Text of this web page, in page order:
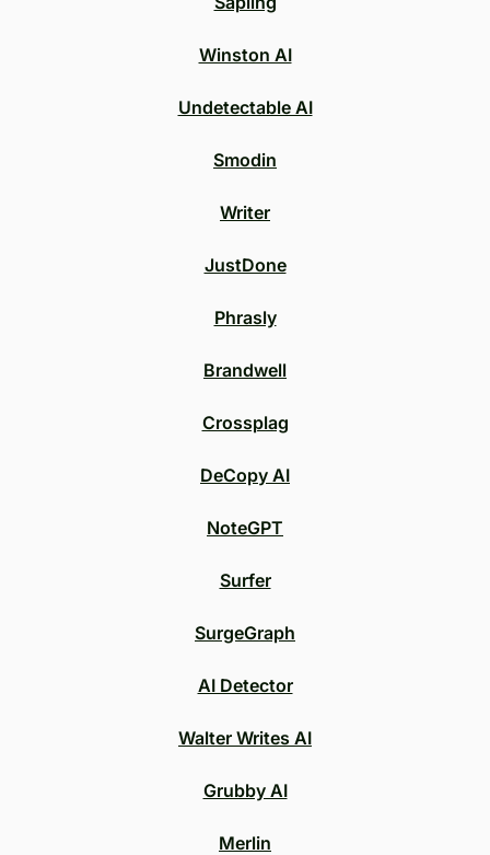
Winston AI
Undetectable AI
Smodin
Writer
JustDone
Phrasly
Brandwell
Crossplag
DeCopy AI
NoteGPT
Surfer
SurgeGraph
AI Detector
Walter Writes AI
Grubby AI
Merlin